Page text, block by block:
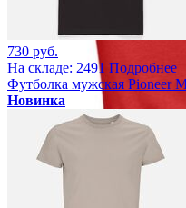
730 руб.
На складе: 2491 Подробнее
Футболка мужская Pioneer
Новинка